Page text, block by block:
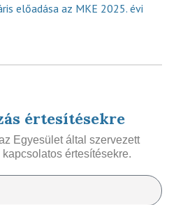
előadása az MKE 2025. évi
értesítésekre
Egyesület által szervezett
értesítésekre.